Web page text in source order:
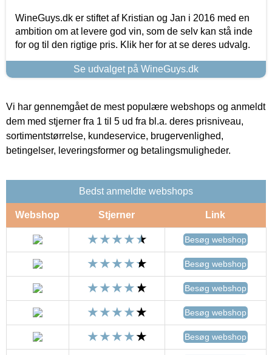
WineGuys.dk er stiftet af Kristian og Jan i 2016 med en
ambition om at levere god vin, som de selv kan stå inde
for og til den rigtige pris. Klik her for at se deres udvalg.
Se udvalget på WineGuys.dk
Vi har gennemgået de mest populære webshops og anmeldt
dem med stjerner fra 1 til 5 ud fra bl.a. deres prisniveau,
sortimentstørrelse, kundeservice, brugervenlighed,
betingelser, leveringsformer og betalingsmuligheder.
Bedst anmeldte webshops
Webshop Stjerner Link
Besøg webshop
Besøg webshop
Besøg webshop
Besøg webshop
Besøg webshop